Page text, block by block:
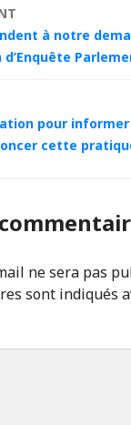
à notre
d’Enquête
pour
cette
ne sera pas
sont indiqués